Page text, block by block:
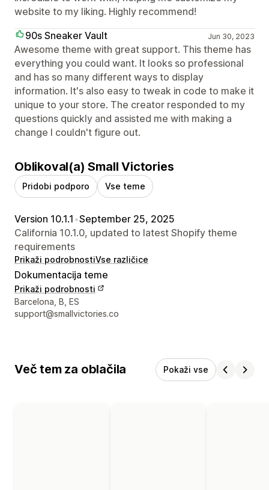
website to my liking. Highly recommend!
90s Sneaker Vault
Jun 30, 2023
Awesome theme with great support. This theme has
everything you could want. It looks so professional
and has so many different ways to display
information. It's also easy to tweak in code to make it
unique to your store. The creator responded to my
questions quickly and assisted me with making a
change I couldn't figure out.
Oblikoval(a) Small Victories
Pridobi podporo Vse teme
Version 10.1.1 •September 25, 2025
California 10.1.0, updated to latest Shopify theme
requirements
Prikaži podrobnostiVse različice
Dokumentacija teme
Prikaži podrobnosti
Podatki za stik z oblikovalcem
Barcelona, B, ES
support@smallvictories.co
Več tem za oblačila Pokaži vse